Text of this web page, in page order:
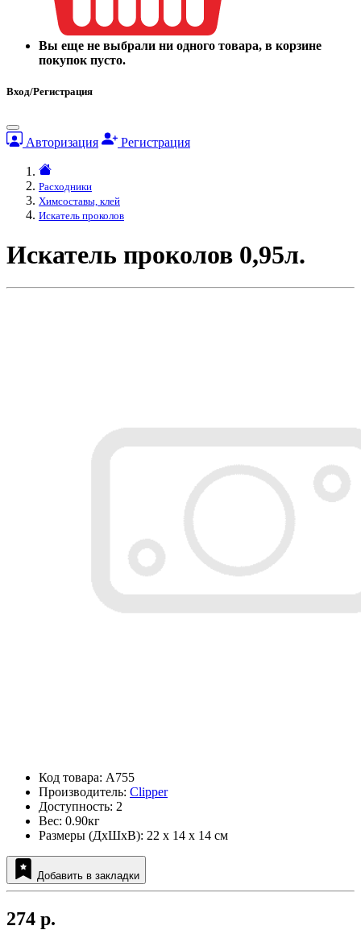
Вы еще не выбрали ни одного товара, в корзине
покупок пусто.
Вход/Регистрация
Авторизация Регистрация
Расходники
Химсоставы, клей
Искатель проколов
Искатель проколов 0,95л.
Код товара: A755
Производитель: Clipper
Доступность: 2
Вес: 0.90кг
Размеры (ДxШxВ): 22 x 14 x 14 см
Добавить в закладки
274 р.